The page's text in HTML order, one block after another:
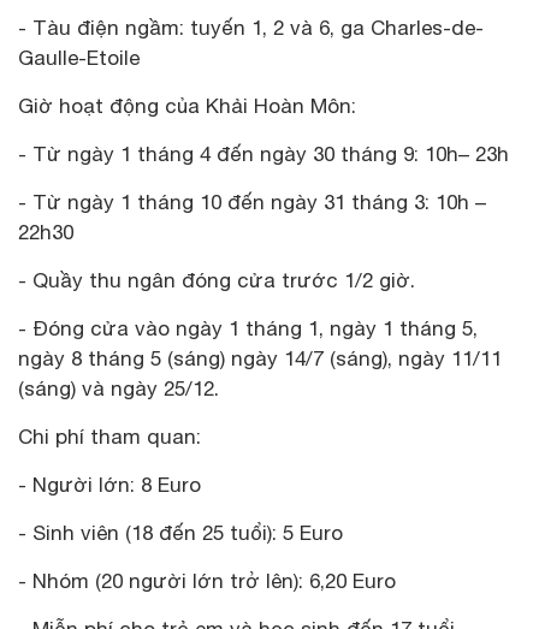
- Tàu điện ngầm: tuyến 1, 2 và 6, ga Charles-de-
Gaulle-Etoile
Giờ hoạt động của Khải Hoàn Môn:
- Từ ngày 1 tháng 4 đến ngày 30 tháng 9: 10h– 23h
- Từ ngày 1 tháng 10 đến ngày 31 tháng 3: 10h –
22h30
- Quầy thu ngân đóng cửa trước 1/2 giờ.
- Đóng cửa vào ngày 1 tháng 1, ngày 1 tháng 5,
ngày 8 tháng 5 (sáng) ngày 14/7 (sáng), ngày 11/11
(sáng) và ngày 25/12.
Chi phí tham quan:
- Người lớn: 8 Euro
- Sinh viên (18 đến 25 tuổi): 5 Euro
- Nhóm (20 người lớn trở lên): 6,20 Euro